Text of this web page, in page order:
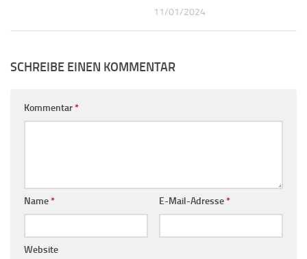
11/01/2024
SCHREIBE EINEN KOMMENTAR
Kommentar*
Name* E-Mail-Adresse*
Website